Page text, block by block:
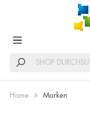
Home Marken